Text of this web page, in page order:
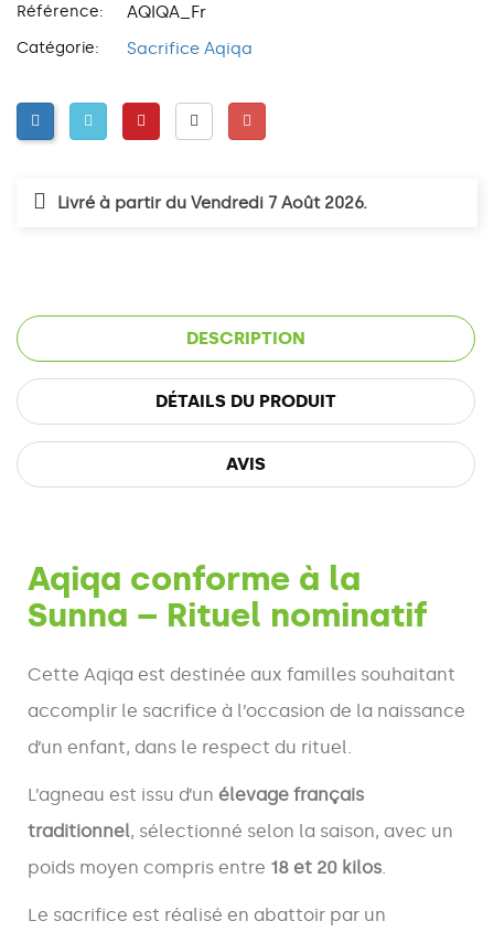
Référence: AQIQA_Fr
Catégorie: Sacrifice Aqiqa
Livré à partir du Vendredi 7 Août 2026.
DESCRIPTION
DÉTAILS DU PRODUIT
AVIS
Aqiqa conforme à la
Sunna – Rituel nominatif
Cette Aqiqa est destinée aux familles souhaitant
accomplir le sacrifice à l’occasion de la naissance
d’un enfant, dans le respect du rituel.
L’agneau est issu d’un élevage français
traditionnel, sélectionné selon la saison, avec un
poids moyen compris entre 18 et 20 kilos.
Le sacrifice est réalisé en abattoir par un